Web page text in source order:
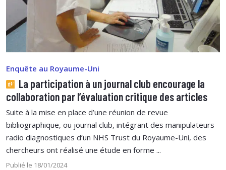
Enquête au Royaume-Uni
La participation à un journal club encourage la
collaboration par l’évaluation critique des articles
Suite à la mise en place d’une réunion de revue
bibliographique, ou journal club, intégrant des manipulateurs
radio diagnostiques d’un NHS Trust du Royaume-Uni, des
chercheurs ont réalisé une étude en forme ...
Publié le 18/01/2024